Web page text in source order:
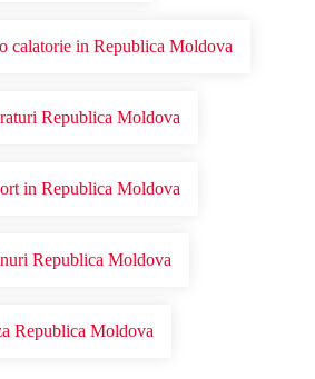
calatorie in Republica Moldova
Republica Moldova
in Republica Moldova
Republica Moldova
Republica Moldova